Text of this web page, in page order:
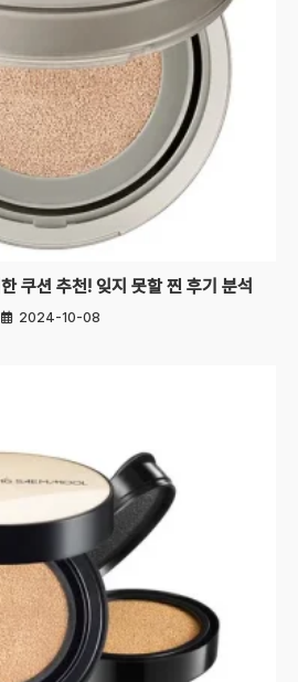
쿠션 추천! 잊지 못할 찐 후기 분석
2024-10-08